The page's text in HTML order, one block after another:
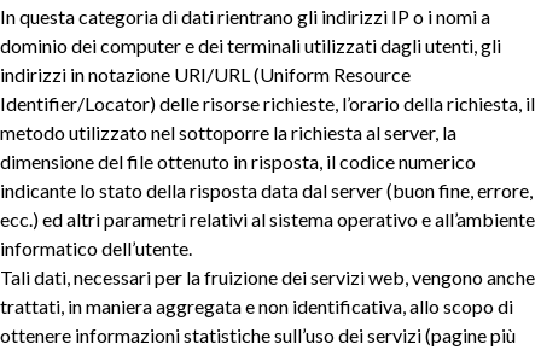
In questa categoria di dati rientrano gli indirizzi IP o i nomi a
dominio dei computer e dei terminali utilizzati dagli utenti, gli
indirizzi in notazione URI/URL (Uniform Resource
Identifier/Locator) delle risorse richieste, l’orario della richiesta, il
metodo utilizzato nel sottoporre la richiesta al server, la
dimensione del file ottenuto in risposta, il codice numerico
indicante lo stato della risposta data dal server (buon fine, errore,
ecc.) ed altri parametri relativi al sistema operativo e all’ambiente
informatico dell’utente.
Tali dati, necessari per la fruizione dei servizi web, vengono anche
trattati, in maniera aggregata e non identificativa, allo scopo di
ottenere informazioni statistiche sull’uso dei servizi (pagine più